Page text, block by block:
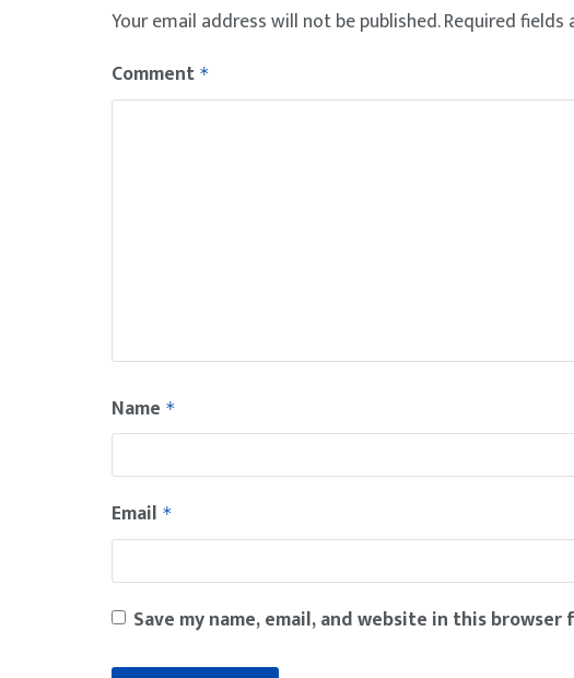
Your email address will not be published.Required fields
Comment *
Name *
Email *
Save my name, email, and website in this